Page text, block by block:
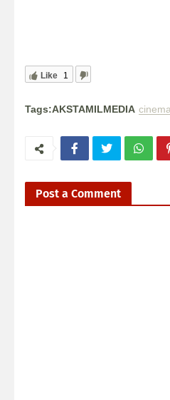
Like 1
Tags:AKSTAMILMEDIA
Post a Comment